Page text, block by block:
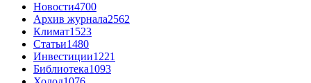
Новости4700
Архив журнала2562
Климат1523
Статьи1480
Инвестиции1221
Библиотека1093